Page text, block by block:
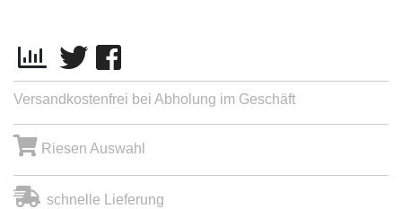
Versandkostenfrei bei Abholung im Geschäft
Riesen Auswahl
schnelle Lieferung